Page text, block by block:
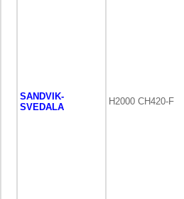
SANDVIK-
SVEDALA
H2000 CH420-F